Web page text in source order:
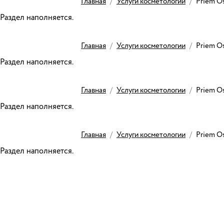
Раздел наполняется.
Главная / Услуги косметологии / Priem
Раздел наполняется.
Главная / Услуги косметологии / Priem
Раздел наполняется.
Главная / Услуги косметологии / Priem
Раздел наполняется.